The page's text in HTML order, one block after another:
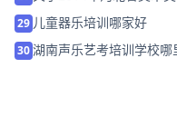
地点说明
29 儿童器乐培训哪家好
30湖南声乐艺考培训学校哪